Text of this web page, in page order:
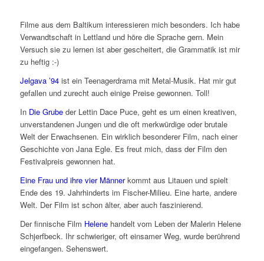
Filme aus dem Baltikum interessieren mich besonders. Ich habe
Verwandtschaft in Lettland und höre die Sprache gern. Mein
Versuch sie zu lernen ist aber gescheitert, die Grammatik ist mir
zu heftig :-)
Jelgava ’94ist ein Teenagerdrama mit Metal-Musik. Hat mir gut
gefallen und zurecht auch einige Preise gewonnen. Toll!
In Die Grubeder Lettin Dace Puce, geht es um einen kreativen,
unverstandenen Jungen und die oft merkwürdige oder brutale
Welt der Erwachsenen. Ein wirklich besonderer Film, nach einer
Geschichte von Jana Egle. Es freut mich, dass der Film den
Festivalpreis gewonnen hat.
Eine Frau und ihre vier Männerkommt aus Litauen und spielt
Ende des 19. Jahrhinderts im Fischer-Milieu. Eine harte, andere
Welt. Der Film ist schon älter, aber auch faszinierend.
Der finnische Film Helenehandelt vom Leben der Malerin Helene
Schjerfbeck. Ihr schwieriger, oft einsamer Weg, wurde berührend
eingefangen. Sehenswert.